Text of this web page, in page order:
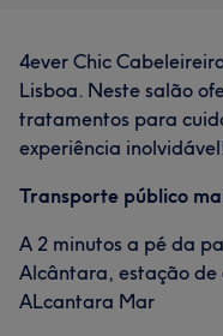
4ever Chic
Lisboa. Neste salão
tratamentos para
experiência
Transporte público
A 2 minutos a pé da
Alcântara, estação
ALcantara Mar